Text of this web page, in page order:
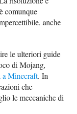
comunque
anche
le ulteriori guide
di Mojang,
a Minecraft. In
che
le meccaniche di